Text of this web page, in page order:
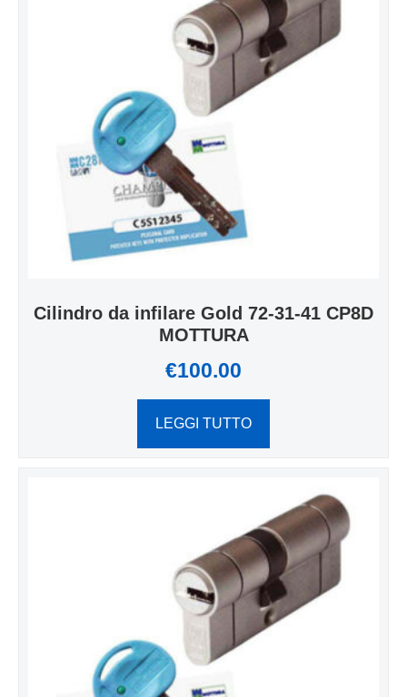
Cilindro da infilare Gold 72-31-41 CP8D
MOTTURA
€100.00
LEGGI TUTTO